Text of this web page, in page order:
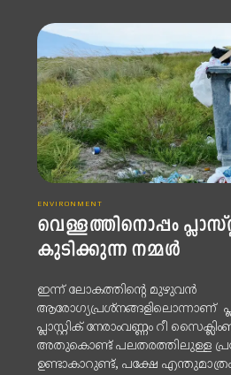
ENVIRONMENT
വെള്ളത്തിനൊപ്പം
കുടിക്കുന്ന നമ്മള്‍
ഇന്ന് ലോകത്തിന്റെ മുഴുവന്‍
ആരോഗ്യപ്രശ്‌നങ്ങളിലൊന്നാണ്
പ്ലാസ്റ്റിക് നേരാംവണ്ണം റീ
അതുകൊണ്ട് പലതരത്തിലുള്ള
ഉണ്ടാകാറുണ്ട്, പക്ഷേ